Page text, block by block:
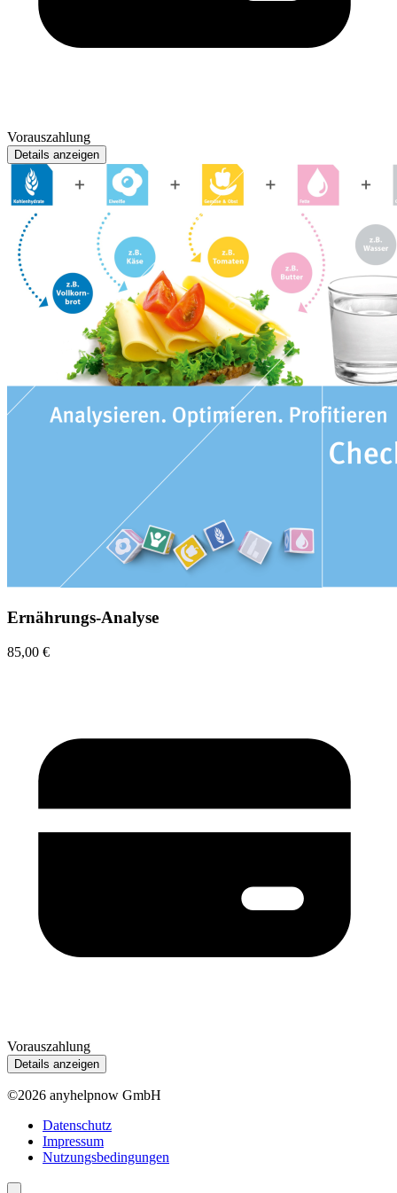
Vorauszahlung
Details anzeigen
Ernährungs-Analyse
85,00 €
Vorauszahlung
Details anzeigen
©2026 anyhelpnow GmbH
Datenschutz
Impressum
Nutzungsbedingungen